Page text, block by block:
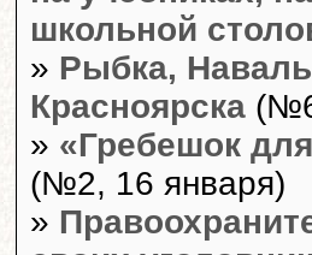
школьной
» Рыбка,
Красноярска
» «Гребешок
(№2, 16 января)
»